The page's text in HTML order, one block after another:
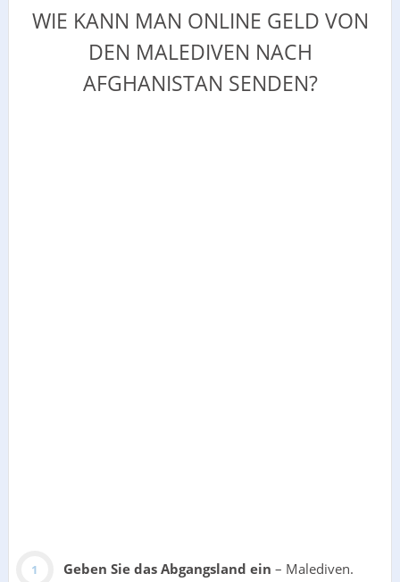
WIE KANN MAN ONLINE GELD VON
DEN MALEDIVEN NACH
AFGHANISTAN SENDEN?
Geben Sie das Abgangsland ein – Malediven.